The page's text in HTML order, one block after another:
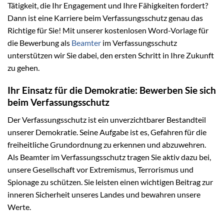
Tätigkeit, die Ihr Engagement und Ihre Fähigkeiten fordert?
Dann ist eine Karriere beim Verfassungsschutz genau das
Richtige für Sie! Mit unserer kostenlosen Word-Vorlage für
die Bewerbung als Beamter im Verfassungsschutz
unterstützen wir Sie dabei, den ersten Schritt in Ihre Zukunft
zu gehen.
Ihr Einsatz für die Demokratie: Bewerben Sie sich
beim Verfassungsschutz
Der Verfassungsschutz ist ein unverzichtbarer Bestandteil
unserer Demokratie. Seine Aufgabe ist es, Gefahren für die
freiheitliche Grundordnung zu erkennen und abzuwehren.
Als Beamter im Verfassungsschutz tragen Sie aktiv dazu bei,
unsere Gesellschaft vor Extremismus, Terrorismus und
Spionage zu schützen. Sie leisten einen wichtigen Beitrag zur
inneren Sicherheit unseres Landes und bewahren unsere
Werte.